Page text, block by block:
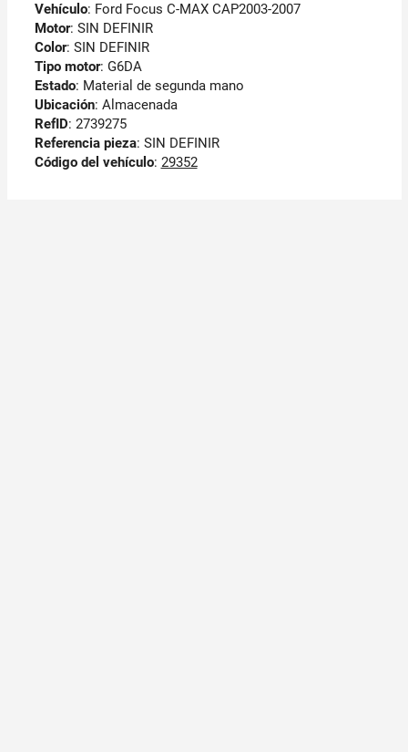
Vehículo: Ford Focus C-MAX CAP2003-2007
Motor: SIN DEFINIR
Color: SIN DEFINIR
Tipo motor: G6DA
Estado: Material de segunda mano
Ubicación: Almacenada
RefID: 2739275
Referencia pieza: SIN DEFINIR
Código del vehículo: 29352